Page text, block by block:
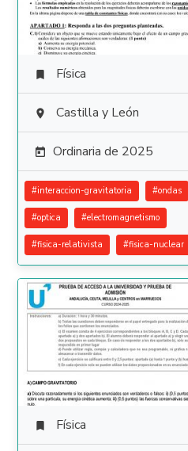
 Física
 Castilla y León
 Ordinaria de 2025
#interaccion-gravitatoria #ondas
#optica #electromagnetismo
#fisica-relativista #fisica-nuclear
 Física